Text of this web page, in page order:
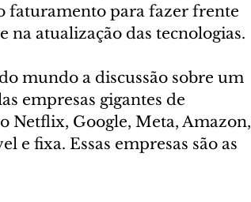
faturamento para fazer frente
na atualização das tecnologias.
mundo a discussão sobre um
empresas gigantes de
Netflix, Google, Meta, Amazon,
e fixa. Essas empresas são as